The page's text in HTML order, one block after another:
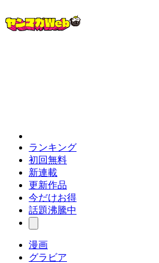
ランキング
初回無料
新連載
更新作品
今だけお得
話題沸騰中
漫画
グラビア